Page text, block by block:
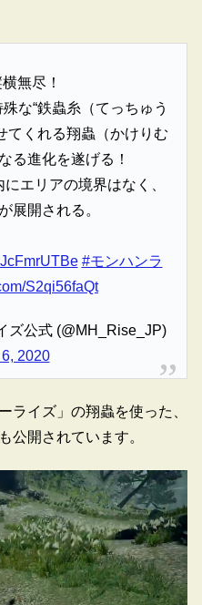
無尽！
な“鉄蟲糸（てっちゅう
てくれる翔蟲（かけりむ
る進化を遂げる！
エリアの境界はなく、
展開される。
#モンハンラ
S2qi56faQt
公式 (@MH_Rise_JP)
2020
イズ」の翔蟲を使った、
公開されています。